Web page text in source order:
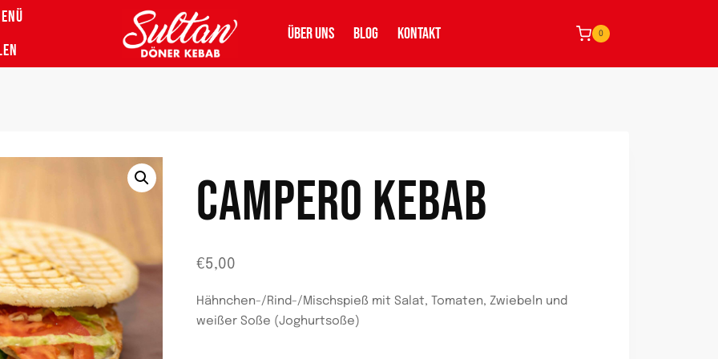
ÜBER UNS BLOG KONTAKT 0
CAMPERO KEBAB
€5,00
Hähnchen-/Rind-/Mischspieß mit Salat, Tomaten, Zwiebeln und
weißer Soße (Joghurtsoße)